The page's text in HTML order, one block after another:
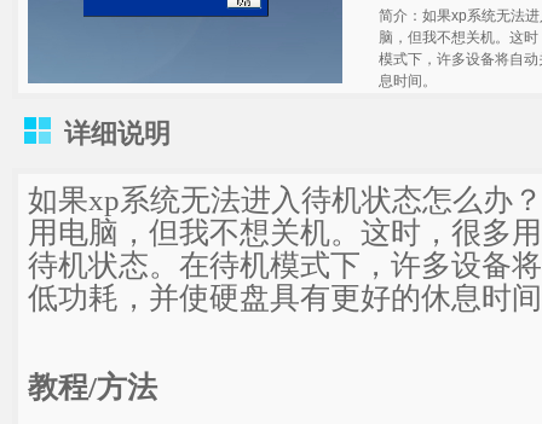
简介：如果xp系统无法
脑，但我不想关机。这
模式下，许多设备将自
息时间。
详细说明
如果xp系统无法进入待机状态怎么办
用电脑，但我不想关机。这时，很多
待机状态。在待机模式下，许多设备
低功耗，并使硬盘具有更好的休息时
教程/方法